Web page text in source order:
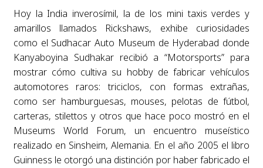
Hoy la India inverosímil, la de los mini taxis verdes y
amarillos llamados Rickshaws, exhibe curiosidades
como el Sudhacar Auto Museum de Hyderabad donde
Kanyaboyina Sudhakar recibió a “Motorsports” para
mostrar cómo cultiva su hobby de fabricar vehículos
automotores raros: triciclos, con formas extrañas,
como ser hamburguesas, mouses, pelotas de fútbol,
carteras, stilettos y otros que hace poco mostró en el
Museums World Forum, un encuentro museístico
realizado en Sinsheim, Alemania. En el año 2005 el libro
Guinness le otorgó una distinción por haber fabricado el